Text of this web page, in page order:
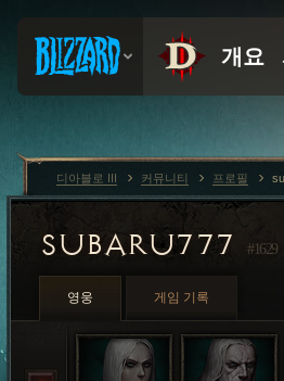
SUBARU777 #1629
영웅 게임 기록
디아블로 III 커뮤니티 프로필